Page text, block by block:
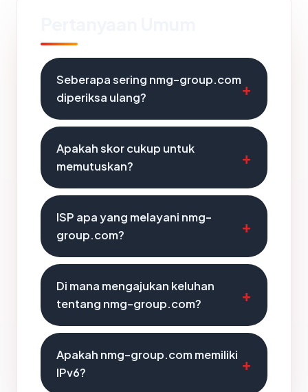
Seberapa sering nmg-group.com
diperiksa ulang?
Apakah skor cukup untuk
memutuskan?
ISP apa yang melayani nmg-
group.com?
Di mana mengajukan keluhan
tentang nmg-group.com?
Apakah nmg-group.com memiliki
IPv6?